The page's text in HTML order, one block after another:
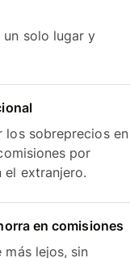
un solo lugar y
los sobreprecios en
por
el extranjero.
en comisiones
lejos, sin